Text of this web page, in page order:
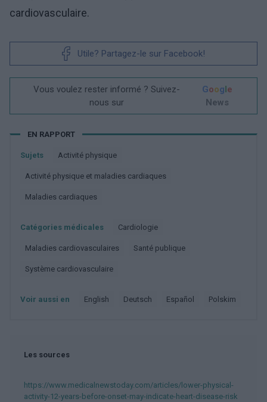
cardiovasculaire.
Utile? Partagez-le sur Facebook!
Vous voulez rester informé ? Suivez-
nous sur
Google
News
EN RAPPORT
Sujets Activité physique
Activité physique et maladies cardiaques
Maladies cardiaques
Catégories médicales Cardiologie
Maladies cardiovasculaires Santé publique
Système cardiovasculaire
Voir aussi en english deutsch español polskim
Les sources
https://www.medicalnewstoday.com/articles/lower-physical-
activity-12-years-before-onset-may-indicate-heart-disease-risk